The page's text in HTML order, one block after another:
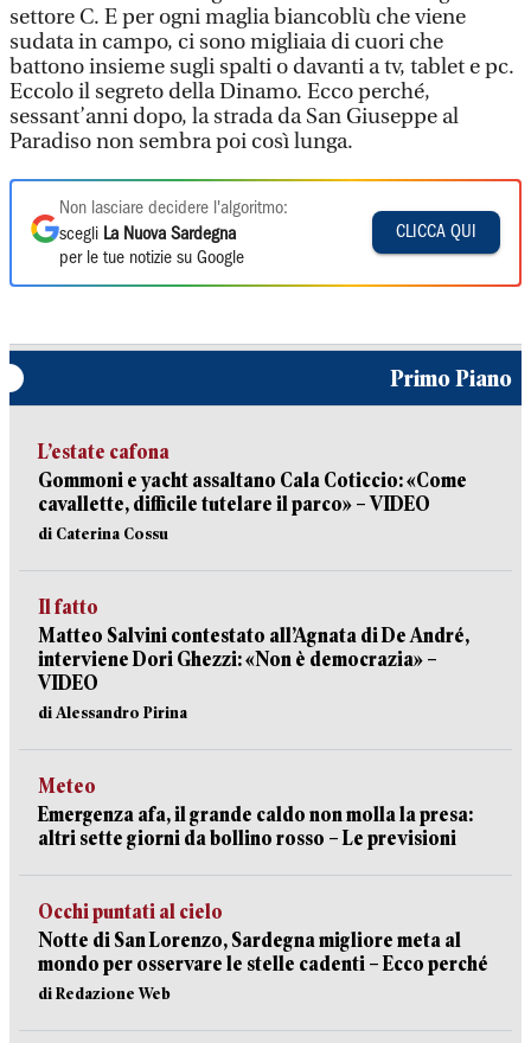
settore C. E per ogni maglia biancoblù che viene
sudata in campo, ci sono migliaia di cuori che
battono insieme sugli spalti o davanti a tv, tablet e pc.
Eccolo il segreto della Dinamo. Ecco perché,
sessant’anni dopo, la strada da San Giuseppe al
Paradiso non sembra poi così lunga.
Non lasciare decidere l'algoritmo:
scegli La Nuova Sardegna
per le tue notizie su Google
CLICCA QUI
Primo Piano
L’estate cafona
Gommoni e yacht assaltano Cala Coticcio: «Come
cavallette, difficile tutelare il parco» – VIDEO
di Caterina Cossu
Il fatto
Matteo Salvini contestato all’Agnata di De André,
interviene Dori Ghezzi: «Non è democrazia» –
VIDEO
di Alessandro Pirina
Meteo
Emergenza afa, il grande caldo non molla la presa:
altri sette giorni da bollino rosso – Le previsioni
Occhi puntati al cielo
Notte di San Lorenzo, Sardegna migliore meta al
mondo per osservare le stelle cadenti – Ecco perché
di Redazione Web